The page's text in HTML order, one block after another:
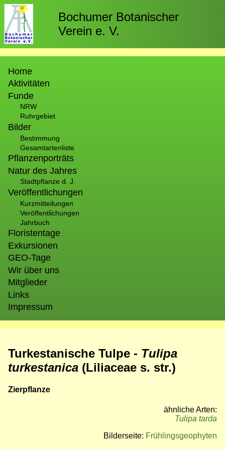
Direkt
zum
Inhalt
Bochumer Botanischer
Verein e. V.
Home
Aktivitäten
Funde
NRW
Ruhrgebiet
Bilder
Bestimmung
Gesamtartenliste
Pflanzenporträts
Natur des Jahres
Stadtpflanze d. J.
Veröffentlichungen
Kurzmitteilungen
Veröffentlichungen
Jahrbuch
Floristentage
Exkursionen
GEO-Tage
Wir über uns
Mitglieder
Links
Impressum
Turkestanische Tulpe - Tulipa
turkestanica (Liliaceae s. str.)
Zierpflanze
ähnliche Arten:
Tulipa tarda
Bilderseite: Frühlingsgeophyten